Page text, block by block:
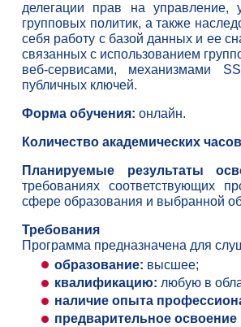
делегации прав на управление,
групповых политик, а также
себя работу с базой данных и ее
связанных с использованием
веб-сервисами, механизмами
публичных ключей.
Форма обучения: онлайн.
Количество академических
Планируемые результаты
требованиях соответствующих
сфере образования и выбранной
Требования
Программа предназначена для
образование: высшее;
квалификацию: любую в
наличие опыта
предварительное